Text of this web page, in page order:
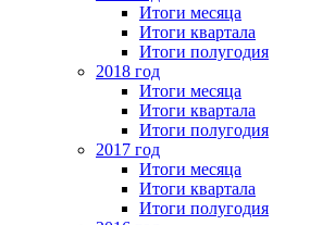
Итоги месяца
Итоги квартала
Итоги полугодия
2018 год
Итоги месяца
Итоги квартала
Итоги полугодия
2017 год
Итоги месяца
Итоги квартала
Итоги полугодия